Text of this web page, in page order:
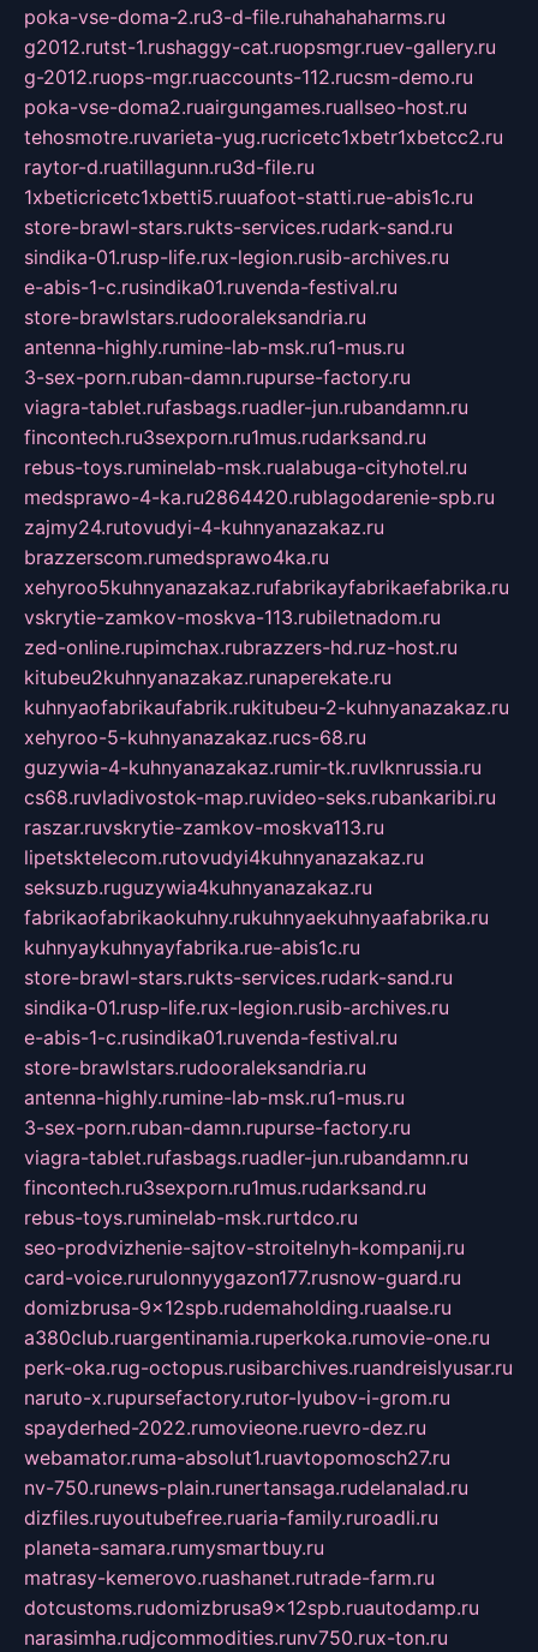
poka-vse-doma-2.ru3-d-file.ruhahahaharms.ru
g2012.rutst-1.rushaggy-cat.ruopsmgr.ruev-gallery.ru
g-2012.ruops-mgr.ruaccounts-112.rucsm-demo.ru
poka-vse-doma2.ruairgungames.ruallseo-host.ru
tehosmotre.ruvarieta-yug.rucricetc1xbetr1xbetcc2.ru
raytor-d.ruatillagunn.ru3d-file.ru
1xbeticricetc1xbetti5.ruuafoot-statti.rue-abis1c.ru
store-brawl-stars.rukts-services.rudark-sand.ru
sindika-01.rusp-life.rux-legion.rusib-archives.ru
e-abis-1-c.rusindika01.ruvenda-festival.ru
store-brawlstars.rudooraleksandria.ru
antenna-highly.rumine-lab-msk.ru1-mus.ru
3-sex-porn.ruban-damn.rupurse-factory.ru
viagra-tablet.rufasbags.ruadler-jun.rubandamn.ru
fincontech.ru3sexporn.ru1mus.rudarksand.ru
rebus-toys.ruminelab-msk.rualabuga-cityhotel.ru
medsprawo-4-ka.ru2864420.rublagodarenie-spb.ru
zajmy24.rutovudyi-4-kuhnyanazakaz.ru
brazzerscom.rumedsprawo4ka.ru
xehyroo5kuhnyanazakaz.rufabrikayfabrikaefabrika.ru
vskrytie-zamkov-moskva-113.rubiletnadom.ru
zed-online.rupimchax.rubrazzers-hd.ruz-host.ru
kitubeu2kuhnyanazakaz.runaperekate.ru
kuhnyaofabrikaufabrik.rukitubeu-2-kuhnyanazakaz.ru
xehyroo-5-kuhnyanazakaz.rucs-68.ru
guzywia-4-kuhnyanazakaz.rumir-tk.ruvlknrussia.ru
cs68.ruvladivostok-map.ruvideo-seks.rubankaribi.ru
raszar.ruvskrytie-zamkov-moskva113.ru
lipetsktelecom.rutovudyi4kuhnyanazakaz.ru
seksuzb.ruguzywia4kuhnyanazakaz.ru
fabrikaofabrikaokuhny.rukuhnyaekuhnyaafabrika.ru
kuhnyaykuhnyayfabrika.rue-abis1c.ru
store-brawl-stars.rukts-services.rudark-sand.ru
sindika-01.rusp-life.rux-legion.rusib-archives.ru
e-abis-1-c.rusindika01.ruvenda-festival.ru
store-brawlstars.rudooraleksandria.ru
antenna-highly.rumine-lab-msk.ru1-mus.ru
3-sex-porn.ruban-damn.rupurse-factory.ru
viagra-tablet.rufasbags.ruadler-jun.rubandamn.ru
fincontech.ru3sexporn.ru1mus.rudarksand.ru
rebus-toys.ruminelab-msk.rurtdco.ru
seo-prodvizhenie-sajtov-stroitelnyh-kompanij.ru
card-voice.rurulonnyygazon177.rusnow-guard.ru
domizbrusa-9x12spb.rudemaholding.ruaalse.ru
a380club.ruargentinamia.ruperkoka.rumovie-one.ru
perk-oka.rug-octopus.rusibarchives.ruandreislyusar.ru
naruto-x.rupursefactory.rutor-lyubov-i-grom.ru
spayderhed-2022.rumovieone.ruevro-dez.ru
webamator.ruma-absolut1.ruavtopomosch27.ru
nv-750.runews-plain.runertansaga.rudelanalad.ru
dizfiles.ruyoutubefree.ruaria-family.ruroadli.ru
planeta-samara.rumysmartbuy.ru
matrasy-kemerovo.ruashanet.rutrade-farm.ru
dotcustoms.rudomizbrusa9x12spb.ruautodamp.ru
narasimha.rudjcommodities.runv750.rux-ton.ru